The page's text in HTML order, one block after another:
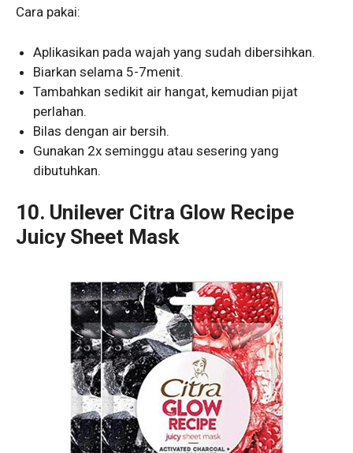
Cara pakai:
Aplikasikan pada wajah yang sudah dibersihkan.
Biarkan selama 5-7menit.
Tambahkan sedikit air hangat, kemudian pijat
perlahan.
Bilas dengan air bersih.
Gunakan 2x seminggu atau sesering yang
dibutuhkan.
10. Unilever Citra Glow Recipe
Juicy Sheet Mask